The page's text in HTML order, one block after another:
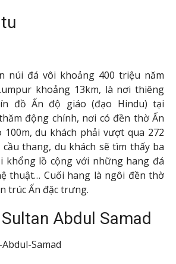
núi đá vôi khoảng 400 triệu năm
khoảng 13km, là nơi thiêng
đồ Ấn độ giáo (đạo Hindu) tại
động chính, nơi có đền thờ Ấn
du khách phải vượt qua 272
thang, du khách sẽ tìm thấy ba
khổng lồ cộng với những hang đá
thuật… Cuối hang là ngôi đền thờ
trúc Ấn đặc trưng.
Abdul Samad